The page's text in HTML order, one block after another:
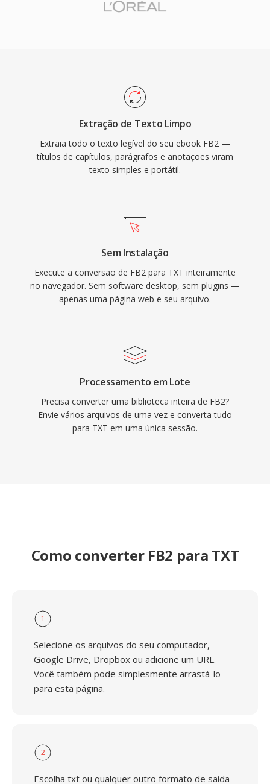
Extração de Texto Limpo
Extraia todo o texto legível do seu ebook FB2 —
títulos de capítulos, parágrafos e anotações viram
texto simples e portátil.
Sem Instalação
Execute a conversão de FB2 para TXT inteiramente
no navegador. Sem software desktop, sem plugins —
apenas uma página web e seu arquivo.
Processamento em Lote
Precisa converter uma biblioteca inteira de FB2?
Envie vários arquivos de uma vez e converta tudo
para TXT em uma única sessão.
Como converter FB2 para TXT
1
Selecione os arquivos do seu computador,
Google Drive, Dropbox ou adicione um URL.
Você também pode simplesmente arrastá-lo
para esta página.
2
Escolha txt ou qualquer outro formato de saída